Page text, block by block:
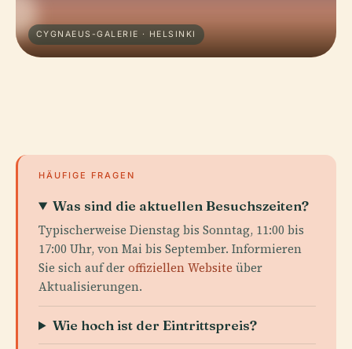
CYGNAEUS-GALERIE · HELSINKI
HÄUFIGE FRAGEN
Was sind die aktuellen Besuchszeiten?
Typischerweise Dienstag bis Sonntag, 11:00 bis
17:00 Uhr, von Mai bis September. Informieren
Sie sich auf deroffiziellen Website über
Aktualisierungen.
Wie hoch ist der Eintrittspreis?